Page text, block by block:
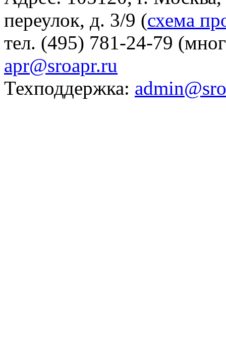
переулок, д. 3/9 (схема
тел. (495) 781-24-79
apr@sroapr.ru
Техподдержка: